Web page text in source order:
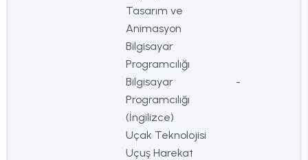
Tasarım ve
Animasyon
Bilgisayar
Programcılığı
Bilgisayar
Programcılığı
(İngilizce)
Uçak Teknolojisi
Uçuş Harekat
-